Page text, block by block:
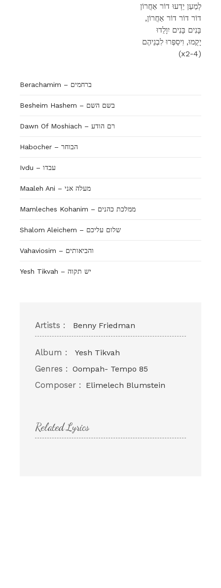
לְמַעַן יֵדְעוּ דוֹר אַחֲרוֹן
,דוֹר דוֹר דוֹר אַחֲרוֹן
בָּנִים בָּנִים יִוָלֵדוּ
יָקֻמוּ, וִיסַפְּרוּ לִבְנֵיהֶם
(x2-4)
Berachamim – ברחמים
Besheim Hashem – בשם השם
Dawn Of Moshiach – רם הודע
Habocher – הבוחר
Ivdu – עבדו
Maaleh Ani – מעלה אני
Mamleches Kohanim – ממלכת כהנים
Shalom Aleichem – שלום עליכם
Vahaviosim – והביאותים
Yesh Tikvah – יש תקוה
Artists : Benny Friedman
Album : Yesh Tikvah
Genres : Oompah- Tempo 85
Composer : Elimelech Blumstein
Related Lyrics